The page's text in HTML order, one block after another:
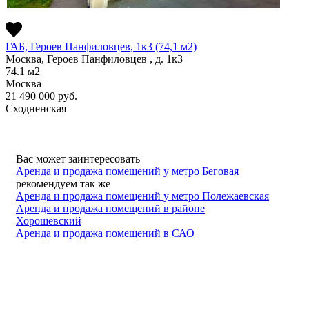
ГАБ, Героев Панфиловцев, 1к3 (74,1 м2)
Москва, Героев Панфиловцев , д. 1к3
74.1 м2
Москва
21 490 000 руб.
Сходненская
Вас может заинтересовать
Аренда и продажа помещений у метро Беговая
рекомендуем так же
Аренда и продажа помещений у метро Полежаевская
Аренда и продажа помещений в районе
Хорошёвский
Аренда и продажа помещений в САО